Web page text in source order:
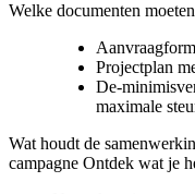
Welke documenten
Projectplan
De-
maximale
Wat houdt de
campagne Ontdek wat je